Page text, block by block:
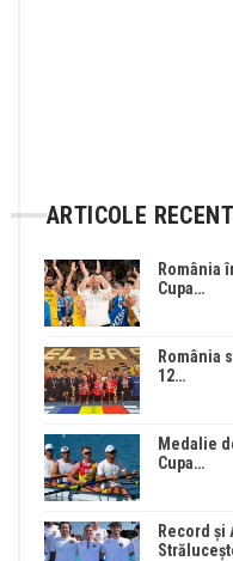
ARTICOLE
România
Cupa…
România
12…
Medalie
Cupa…
Record și